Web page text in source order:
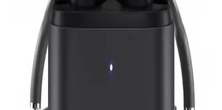
Huawei Freebuds Se 2 ve Xiaomi Redmi Buds 6 Play'in özellikleri,
kullanıcı yorumları ve performansları karşılaştırılarak en uygun
kablosuz kulaklık seçeneği sunuluyor.
Çocuklar İçin En İyi Kablosuz Kulaklık
Karşılaştırması: CARLOTA ve Teknoloji Gelsin
Ürünleri
Çocuklar için tasarlanmış CARLOTA ve Teknoloji Gelsin
kulaklıklarının özellikleri ve kullanıcı yorumlarıyla detaylı
karşılaştırması, doğru seçim yapmanızı sağlar.